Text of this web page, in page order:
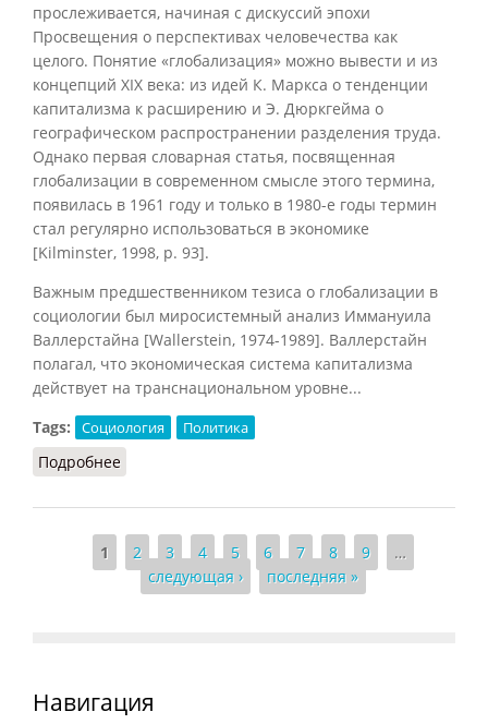
прослеживается, начиная с дискуссий эпохи
Просвещения о перспективах человечества как
целого. Понятие «глобализация» можно вывести и из
концепций XIX века: из идей К. Маркса о тенденции
капитализма к расширению и Э. Дюркгейма о
географическом распространении разделения труда.
Однако первая словарная статья, посвященная
глобализации в современном смысле этого термина,
появилась в 1961 году и только в 1980-е годы термин
стал регулярно использоваться в экономике
[Kilminster, 1998, р. 93].
Важным предшественником тезиса о глобализации в
социологии был миросистемный анализ Иммануила
Валлерстайна [Wallerstein, 1974-1989]. Валлерстайн
полагал, что экономическая система капитализма
действует на транснациональном уровне...
Tags:
Социология Политика
Подробнее
Страницы
1 2 3 4 5 6 7 8 9
…
следующая ›
последняя »
Навигация